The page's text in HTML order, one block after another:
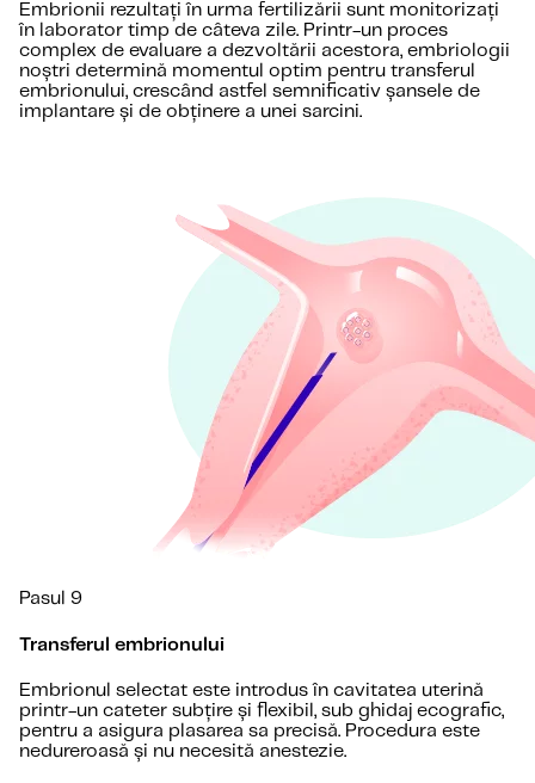
Embrionii rezultați în urma fertilizării sunt monitorizați
în laborator timp de câteva zile. Printr-un proces
complex de evaluare a dezvoltării acestora, embriologii
noștri determină momentul optim pentru transferul
embrionului, crescând astfel semnificativ șansele de
implantare și de obținere a unei sarcini.
Pasul 9
Transferul embrionului
Embrionul selectat este introdus în cavitatea uterină
printr-un cateter subțire și flexibil, sub ghidaj ecografic,
pentru a asigura plasarea sa precisă. Procedura este
nedureroasă și nu necesită anestezie.